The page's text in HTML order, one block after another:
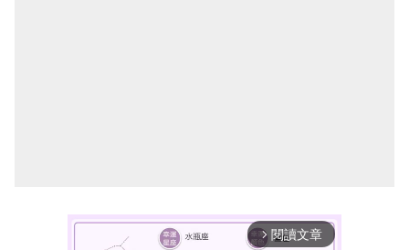
arrow_forward_ios 閱讀文章